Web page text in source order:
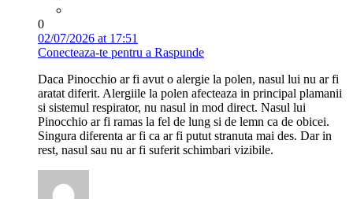
0
02/07/2026 at 17:51
Conecteaza-te pentru a Raspunde
Daca Pinocchio ar fi avut o alergie la polen, nasul lui nu ar fi
aratat diferit. Alergiile la polen afecteaza in principal plamanii
si sistemul respirator, nu nasul in mod direct. Nasul lui
Pinocchio ar fi ramas la fel de lung si de lemn ca de obicei.
Singura diferenta ar fi ca ar fi putut stranuta mai des. Dar in
rest, nasul sau nu ar fi suferit schimbari vizibile.